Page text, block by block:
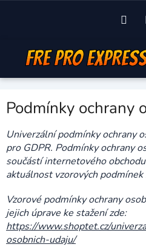
Podmínky ochrany
Univerzální podmínky ochrany
pro GDPR. Podmínky ochrany
součástí internetového
aktuálnost vzorových
Vzorové podmínky ochrany
jejich úprave ke stažení zde:
https://www.shoptet.cz/
osobnich-udaju/